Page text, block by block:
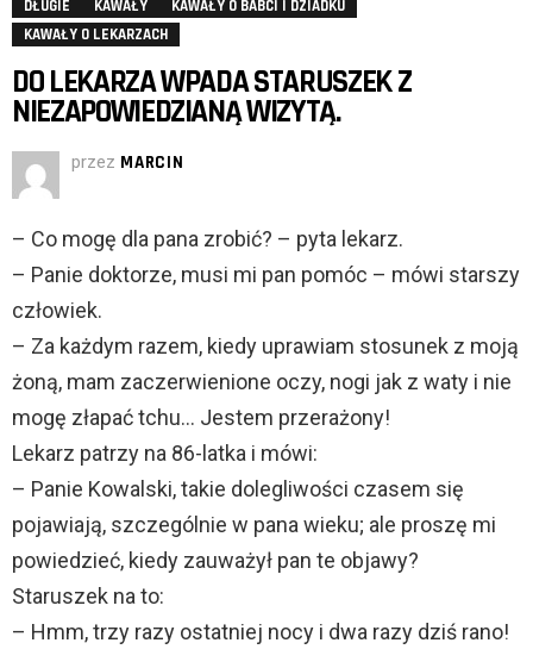
DŁUGIE KAWAŁY
KAWAŁY O BABCI I DZIADKU
KAWAŁY O LEKARZACH
DO LEKARZA WPADA STARUSZEK Z
NIEZAPOWIEDZIANĄ WIZYTĄ.
przez MARCIN
– Co mogę dla pana zrobić? – pyta lekarz.
– Panie doktorze, musi mi pan pomóc – mówi starszy
człowiek.
– Za każdym razem, kiedy uprawiam stosunek z moją
żoną, mam zaczerwienione oczy, nogi jak z waty i nie
mogę złapać tchu… Jestem przerażony!
Lekarz patrzy na 86-latka i mówi:
– Panie Kowalski, takie dolegliwości czasem się
pojawiają, szczególnie w pana wieku; ale proszę mi
powiedzieć, kiedy zauważył pan te objawy?
Staruszek na to:
– Hmm, trzy razy ostatniej nocy i dwa razy dziś rano!